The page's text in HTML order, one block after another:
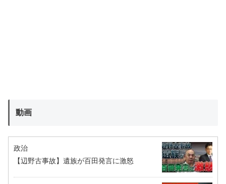
動画
政治
【辺野古事故】遺族が百田発言に激怒